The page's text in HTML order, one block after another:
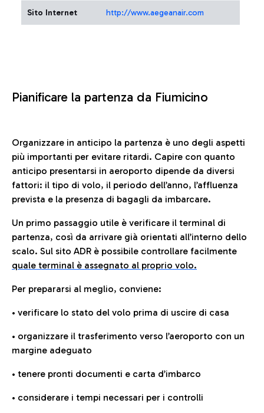
Sito Internet http://www.aegeanair.com
Pianificare la partenza da Fiumicino
Organizzare in anticipo la partenza è uno degli aspetti
più importanti per evitare ritardi. Capire con quanto
anticipo presentarsi in aeroporto dipende da diversi
fattori: il tipo di volo, il periodo dell’anno, l’affluenza
prevista e la presenza di bagagli da imbarcare.
Un primo passaggio utile è verificare il terminal di
partenza, così da arrivare già orientati all’interno dello
scalo. Sul sito ADR è possibile controllare facilmente
quale terminal è assegnato al proprio volo.
Per prepararsi al meglio, conviene:
• verificare lo stato del volo prima di uscire di casa
• organizzare il trasferimento verso l’aeroporto con un
margine adeguato
• tenere pronti documenti e carta d’imbarco
• considerare i tempi necessari per i controlli